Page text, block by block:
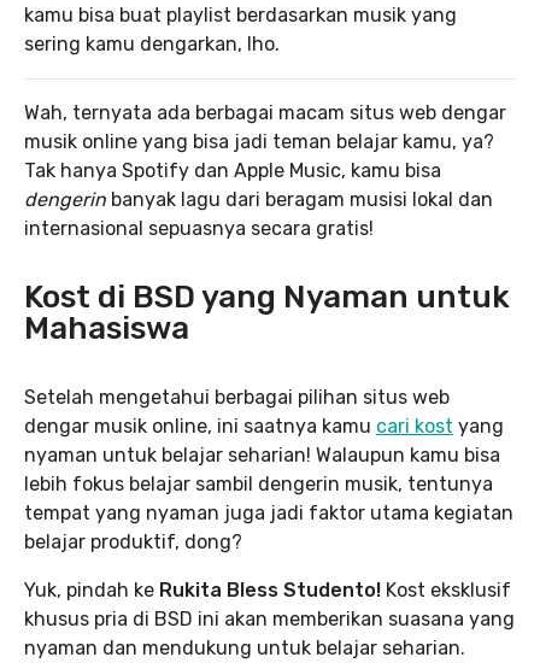
kamu bisa buat playlist berdasarkan musik yang
sering kamu dengarkan, lho.
Wah, ternyata ada berbagai macam situs web dengar
musik online yang bisa jadi teman belajar kamu, ya?
Tak hanya Spotify dan Apple Music, kamu bisa
dengerin banyak lagu dari beragam musisi lokal dan
internasional sepuasnya secara gratis!
Kost di BSD yang Nyaman untuk
Mahasiswa
Setelah mengetahui berbagai pilihan situs web
dengar musik online, ini saatnya kamu cari kost yang
nyaman untuk belajar seharian! Walaupun kamu bisa
lebih fokus belajar sambil dengerin musik, tentunya
tempat yang nyaman juga jadi faktor utama kegiatan
belajar produktif, dong?
Yuk, pindah ke Rukita Bless Studento! Kost eksklusif
khusus pria di BSD ini akan memberikan suasana yang
nyaman dan mendukung untuk belajar seharian.